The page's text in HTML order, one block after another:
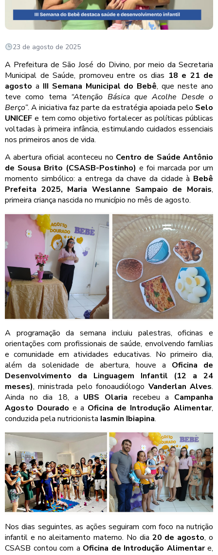
23 de agosto de 2025
A Prefeitura de São José do Divino, por meio da Secretaria
Municipal de Saúde, promoveu entre os dias 18 e 21 de
agosto a III Semana Municipal do Bebê, que neste ano
teve como tema “Atenção Básica que Acolhe Desde o
Berço”. A iniciativa faz parte da estratégia apoiada pelo Selo
UNICEF e tem como objetivo fortalecer as políticas públicas
voltadas à primeira infância, estimulando cuidados essenciais
nos primeiros anos de vida.
A abertura oficial aconteceu no Centro de Saúde Antônio
de Sousa Brito (CSASB-Postinho) e foi marcada por um
momento simbólico: a entrega da chave da cidade à Bebê
Prefeita 2025, Maria Weslanne Sampaio de Morais,
primeira criança nascida no município no mês de agosto.
A programação da semana incluiu palestras, oficinas e
orientações com profissionais de saúde, envolvendo famílias
e comunidade em atividades educativas. No primeiro dia,
além da solenidade de abertura, houve a Oficina de
Desenvolvimento da Linguagem Infantil (12 a 24
meses), ministrada pelo fonoaudiólogo Vanderlan Alves.
Ainda no dia 18, a UBS Olaria recebeu a Campanha
Agosto Dourado e a Oficina de Introdução Alimentar,
conduzida pela nutricionista Iasmin Ibiapina.
Nos dias seguintes, as ações seguiram com foco na nutrição
infantil e no aleitamento materno. No dia 20 de agosto, o
CSASB contou com a Oficina de Introdução Alimentare,